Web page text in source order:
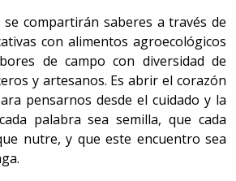
compartirán saberes a través de
con alimentos agroecológicos
de campo con diversidad de
y artesanos. Es abrir el corazón
pensarnos desde el cuidado y la
palabra sea semilla, que cada
nutre, y que este encuentro sea